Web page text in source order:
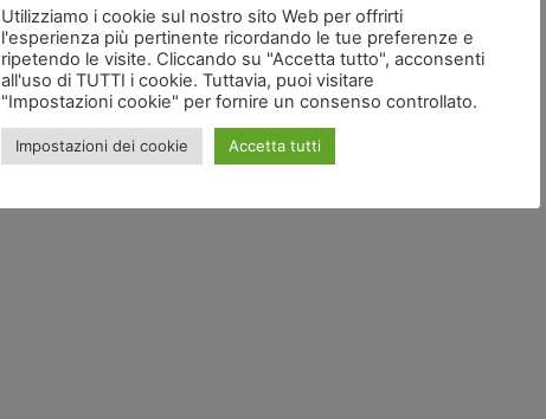
Utilizziamo i cookie sul nostro sito Web per offrirti
l'esperienza più pertinente ricordando le tue preferenze e
ripetendo le visite. Cliccando su "Accetta tutto", acconsenti
all'uso di TUTTI i cookie. Tuttavia, puoi visitare
"Impostazioni cookie" per fornire un consenso controllato.
Impostazioni dei cookie Accetta tutti